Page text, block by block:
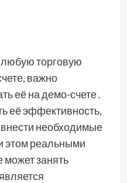
любую торговую
важно
её на демо-счете․
её эффективность,
необходимые
этом реальными
может занять